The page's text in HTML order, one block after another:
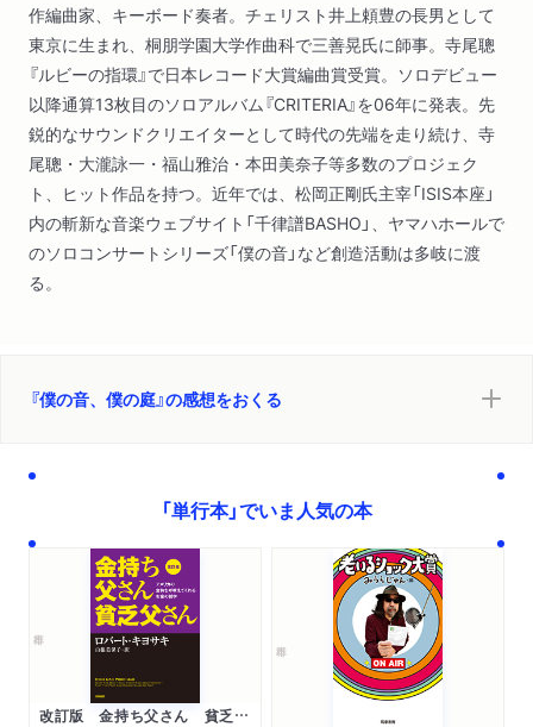
作編曲家、キーボード奏者。チェリスト井上頼豊の長男として
東京に生まれ、桐朋学園大学作曲科で三善晃氏に師事。寺尾聰
『ルビーの指環』で日本レコード大賞編曲賞受賞。ソロデビュー
以降通算13枚目のソロアルバム『CRITERIA』を06年に発表。先
鋭的なサウンドクリエイターとして時代の先端を走り続け、寺
尾聰・大瀧詠一・福山雅治・本田美奈子等多数のプロジェク
ト、ヒット作品を持つ。近年では、松岡正剛氏主宰「ISIS本座」
内の斬新な音楽ウェブサイト「千律譜BASHO」、ヤマハホールで
のソロコンサートシリーズ「僕の音」など創造活動は多岐に渡
る。
『僕の音、僕の庭』の感想をおくる
「単行本」でいま人気の本
改訂版 金持ち父さん 貧乏父さん